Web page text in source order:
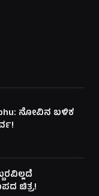
ನೋವಿನ ಬಳಿಕ
ಚಿತ್ರ!